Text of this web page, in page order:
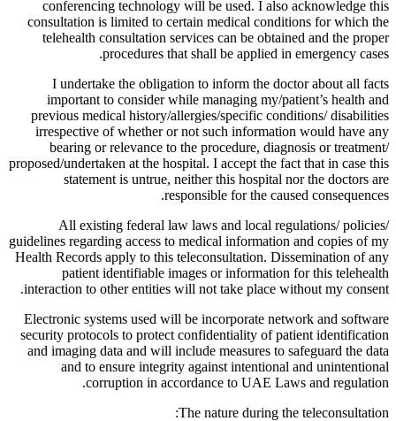
conferencing technology will be used. I also acknowledge this
consultation is limited to certain medical conditions for which the
telehealth consultation services can be obtained and the proper
procedures that shall be applied in emergency cases.
I undertake the obligation to inform the doctor about all facts
important to consider while managing my/patient’s health and
previous medical history/allergies/specific conditions/ disabilities
irrespective of whether or not such information would have any
bearing or relevance to the procedure, diagnosis or treatment/
proposed/undertaken at the hospital. I accept the fact that in case this
statement is untrue, neither this hospital nor the doctors are
responsible for the caused consequences.
All existing federal law laws and local regulations/ policies/
guidelines regarding access to medical information and copies of my
Health Records apply to this teleconsultation. Dissemination of any
patient identifiable images or information for this telehealth
interaction to other entities will not take place without my consent.
Electronic systems used will be incorporate network and software
security protocols to protect confidentiality of patient identification
and imaging data and will include measures to safeguard the data
and to ensure integrity against intentional and unintentional
corruption in accordance to UAE Laws and regulation.
The nature during the teleconsultation: